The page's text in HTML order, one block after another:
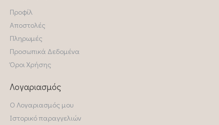
Προφίλ
Αποστολές
Πληρωμές
Προσωπικά Δεδομένα
Όροι Χρήσης
Λογαριασμός
Ο Λογαριασμός μου
Ιστορικό παραγγελιών